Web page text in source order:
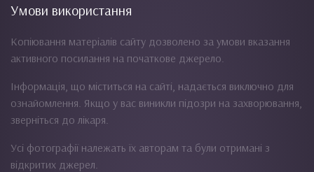
Умови використання
Копіювання матеріалів сайту дозволено за умови вказання
активного посилання на початкове джерело.
Інформація, що міститься на сайті, надається виключно для
ознайомлення. Якщо у вас виникли підозри на захворювання,
зверніться до лікаря.
Усі фотографії належать їх авторам та були отримані з
відкритих джерел.